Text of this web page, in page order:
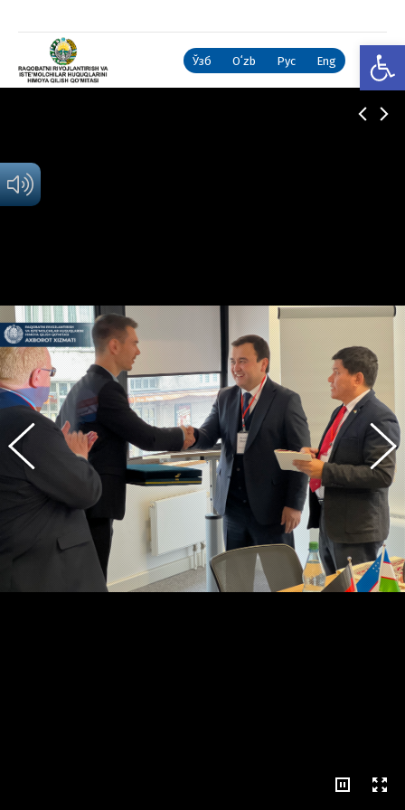
Ўзб Oʻzb Рус Eng